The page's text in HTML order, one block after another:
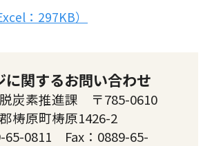
：297KB）
に関するお問い合わせ
炭素推進課 〒785-0610
梼原町梼原1426-2
65-0811 Fax：0889-65-